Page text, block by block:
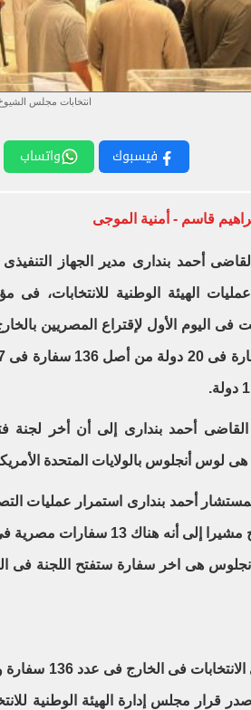
انتخابات مجلس
فيسبوك واتساب
قاسم - أمنية الموجى
أحمد بندارى مدير الجهاز التنفيذى
الهيئة الوطنية للانتخابات، فى
فى اليوم الأول لإقتراع المصريين
القاضى أحمد بندارى إلى أن أخر لجنة
هى لوس أنجلوس بالولايات المتحدة
أحمد بندارى استمرار عمليات
هى اخر سفارة ستفتح اللجنة فى